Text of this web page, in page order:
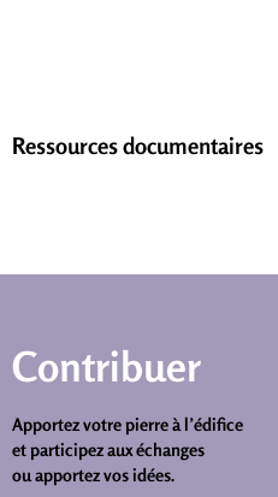
Ressources documentaires
Contribuer
Apportez votre pierre à l’édifice
et participez aux échanges
ou apportez vos idées.